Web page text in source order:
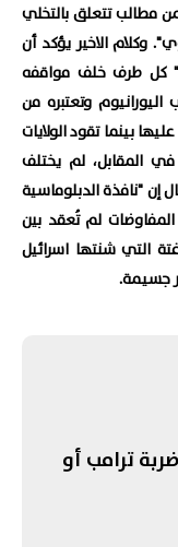
مطالب تتعلق بالتخلي
وكلام الاخير يؤكد أن
كل طرف خلف مواقفه
وتعتبره من
بينما تقود الولايات
المقابل، لم يختلف
إن "نافذة الدبلوماسية
لم تُعقد بين
التي شنتها اسرائيل
ترامب أو